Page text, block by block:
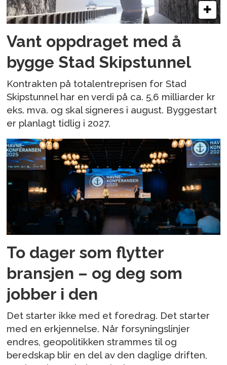
Vant oppdraget med å
bygge Stad Skipstunnel
Kontrakten på totalentreprisen for Stad
Skipstunnel har en verdi på ca. 5,6 milliarder kr
eks. mva. og skal signeres i august. Byggestart
er planlagt tidlig i 2027.
To dager som flytter
bransjen – og deg som
jobber i den
Det starter ikke med et foredrag. Det starter
med en erkjennelse. Når forsyningslinjer
endres, geopolitikken strammes til og
beredskap blir en del av den daglige driften,